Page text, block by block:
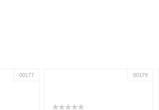
00177 00179